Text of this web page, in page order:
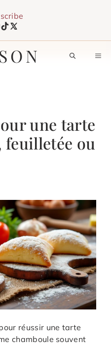
une tarte
feuilletée ou
réussir une tarte
chamboule souvent